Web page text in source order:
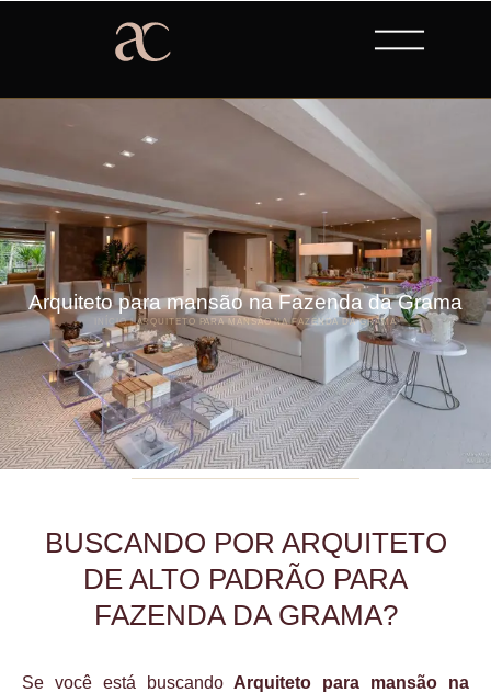
Arquiteto para mansão na Fazenda da Grama
INÍCIO|ARQUITETO PARA MANSÃO NA FAZENDA DA GRAMA
BUSCANDO POR ARQUITETO
DE ALTO PADRÃO PARA
FAZENDA DA GRAMA?
Se você está buscando Arquiteto para mansão na